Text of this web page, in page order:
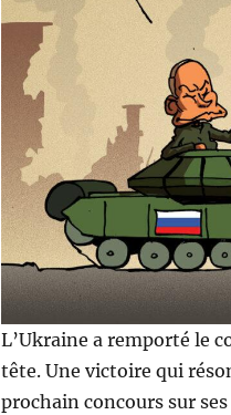
L’Ukraine a remporté le
tête. Une victoire qui
prochain concours sur